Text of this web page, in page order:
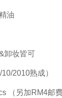
油
卸妆皆可
2010熟成）
（另加RM4邮